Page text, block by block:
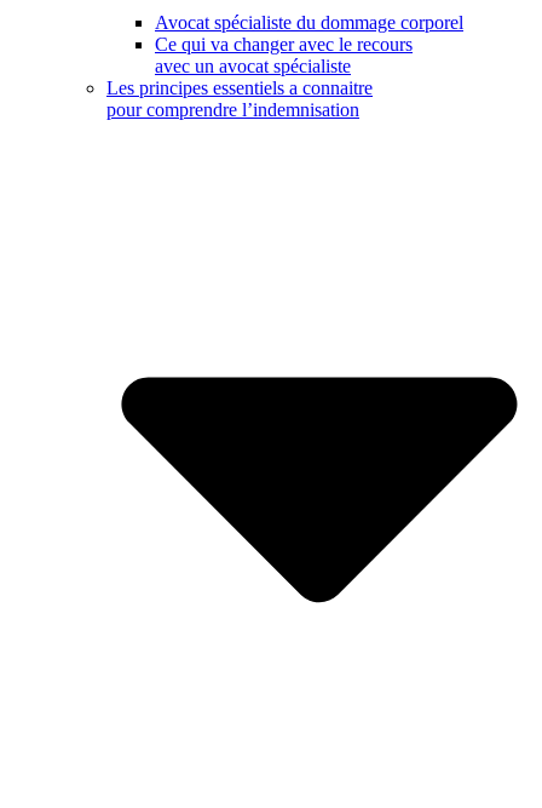
Avocat spécialiste du dommage corporel
Ce qui va changer avec le recours
avec un avocat spécialiste
Les principes essentiels a connaitre
pour comprendre l’indemnisation